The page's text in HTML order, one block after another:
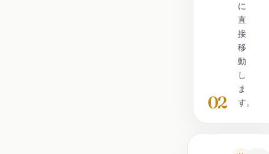
02
に
直
接
移
動
し
ま
す。